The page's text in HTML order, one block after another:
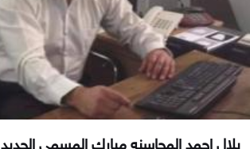
بلال احمد المحاسنه مبارك المسمى الجديد